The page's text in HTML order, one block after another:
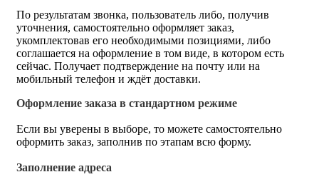
По результатам звонка, пользователь либо, получив
уточнения, самостоятельно оформляет заказ,
укомплектовав его необходимыми позициями, либо
соглашается на оформление в том виде, в котором есть
сейчас. Получает подтверждение на почту или на
мобильный телефон и ждёт доставки.
Оформление заказа в стандартном режиме
Если вы уверены в выборе, то можете самостоятельно
оформить заказ, заполнив по этапам всю форму.
Заполнение адреса